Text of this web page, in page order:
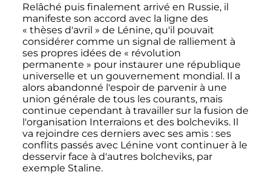
Relâché puis finalement arrivé en Russie, il
manifeste son accord avec la ligne des
« thèses d'avril » de Lénine, qu'il pouvait
considérer comme un signal de ralliement à
ses propres idées de « révolution
permanente » pour instaurer une république
universelle et un gouvernement mondial. Il a
alors abandonné l'espoir de parvenir à une
union générale de tous les courants, mais
continue cependant à travailler sur la fusion de
l'organisation Interraïons et des bolcheviks. Il
va rejoindre ces derniers avec ses amis : ses
conflits passés avec Lénine vont continuer à le
desservir face à d'autres bolcheviks, par
exemple Staline.